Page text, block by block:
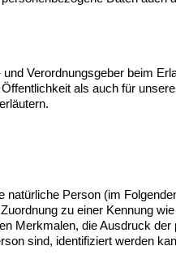
Verordnungsgeber beim
als auch für
Person (im
zu einer Kennung
Merkmalen, die Ausdruck
sind, identifiziert werden